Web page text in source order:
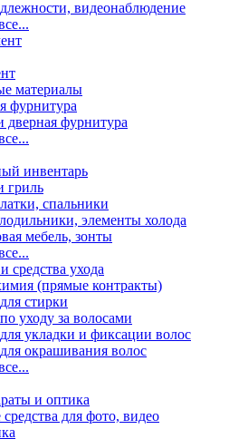
видеонаблюдение
материалы
фурнитура
дверная фурнитура
инвентарь
гриль
спальники
элементы холода
мебель, зонты
средства ухода
(прямые контракты)
стирки
уходу за волосами
укладки и фиксации волос
окрашивания волос
и оптика
для фото, видео